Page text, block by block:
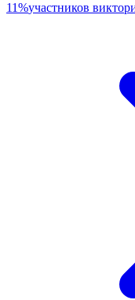
11%участников